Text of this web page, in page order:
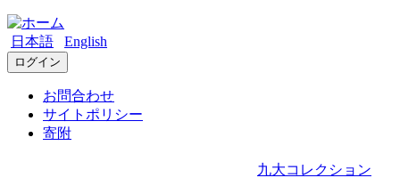
日本語 English
ログイン
お問合わせ
サイトポリシー
寄附
九大コレクション